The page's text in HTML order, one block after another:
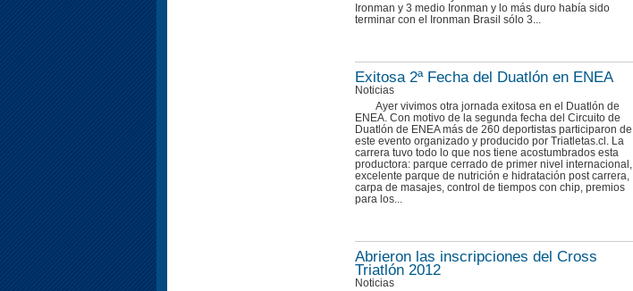
Ironman y 3 medio Ironman y lo más duro había sido
terminar con el Ironman Brasil sólo 3...
Exitosa 2ª Fecha del Duatlón en ENEA
Noticias
Ayer vivimos otra jornada exitosa en el Duatlón de
ENEA. Con motivo de la segunda fecha del Circuito de
Duatlón de ENEA más de 260 deportistas participaron de
este evento organizado y producido por Triatletas.cl. La
carrera tuvo todo lo que nos tiene acostumbrados esta
productora: parque cerrado de primer nivel internacional,
excelente parque de nutrición e hidratación post carrera,
carpa de masajes, control de tiempos con chip, premios
para los...
Abrieron las inscripciones del Cross
Triatlón 2012
Noticias